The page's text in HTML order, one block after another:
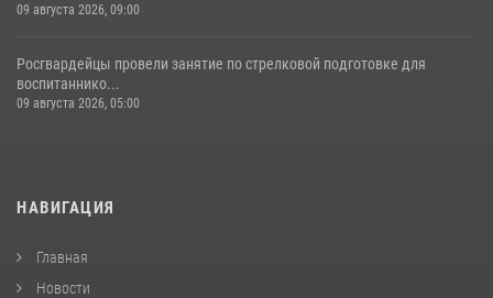
09 августа 2026, 09:00
Росгвардейцы провели занятие по стрелковой подготовке для
воспитаннико...
09 августа 2026, 05:00
НАВИГАЦИЯ
Главная
Новости